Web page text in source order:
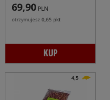
69,90 PLN
otrzymujesz 0,65 pkt
KUP
4,5